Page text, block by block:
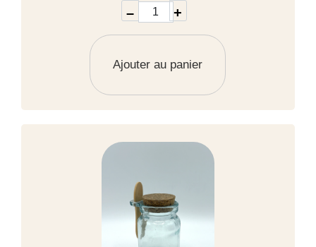
– +
Ajouter au panier